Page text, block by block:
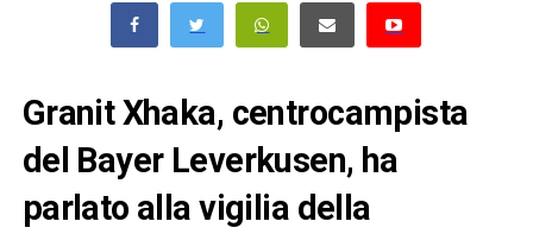
Granit Xhaka, centrocampista
del Bayer Leverkusen, ha
parlato alla vigilia della